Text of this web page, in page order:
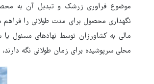
موضوع فراوری زرشک و تبدیل آن به
نگهداری محصول برای مدت طولانی را
مالی به کشاورزان توسط نهادهای مسئول
محلی سرپوشیده برای زمان طولانی نگه